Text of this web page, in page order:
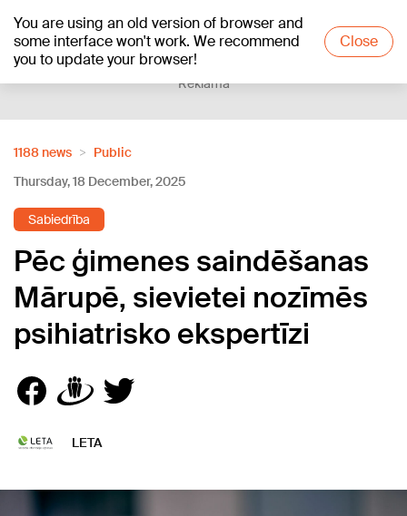
You are using an old version of browser and
some interface won't work. We recommend
you to update your browser!
Close
+24°C
Reklāma
1188 news
Public
Thursday, 18 December, 2025
Sabiedrība
Pēc ģimenes saindēšanas
Mārupē, sievietei nozīmēs
psihiatrisko ekspertīzi
LETA